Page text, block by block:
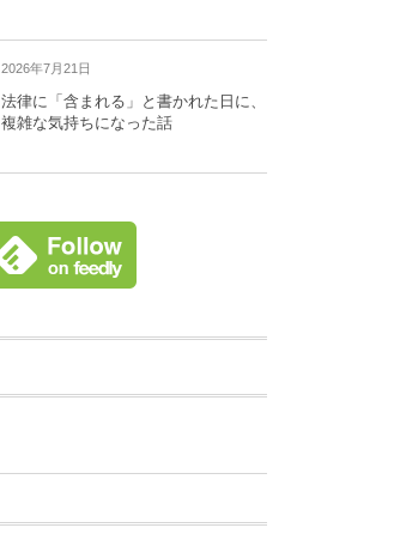
2026年7月21日
法律に「含まれる」と書かれた日に、
複雑な気持ちになった話